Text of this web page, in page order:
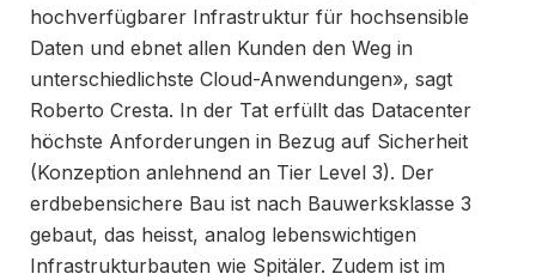
hochverfügbarer Infrastruktur für hochsensible
Daten und ebnet allen Kunden den Weg in
unterschiedlichste Cloud-Anwendungen», sagt
Roberto Cresta. In der Tat erfüllt das Datacenter
höchste Anforderungen in Bezug auf Sicherheit
(Konzeption anlehnend an Tier Level 3). Der
erdbebensichere Bau ist nach Bauwerksklasse 3
gebaut, das heisst, analog lebenswichtigen
Infrastrukturbauten wie Spitäler. Zudem ist im